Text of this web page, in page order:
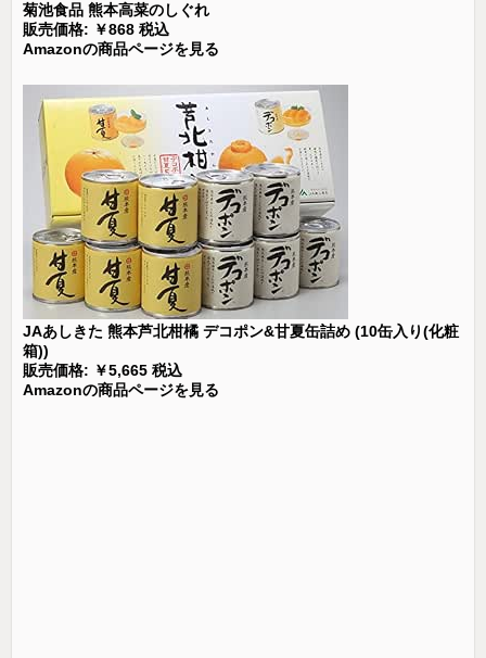
菊池食品 熊本高菜のしぐれ
販売価格: ￥868 税込
Amazonの商品ページを見る
JAあしきた 熊本芦北柑橘 デコポン&甘夏缶詰め (10缶入り(化粧
箱))
販売価格: ￥5,665 税込
Amazonの商品ページを見る